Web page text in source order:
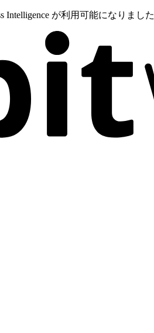
Intelligence が利用可能になりました